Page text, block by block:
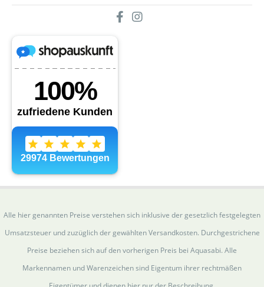
Alle hier genannten Preise verstehen sich inklusive der gesetzlich festgelegten
Umsatzsteuer und zuzüglich der gewählten Versandkosten. Durchgestrichene
Preise beziehen sich auf den vorherigen Preis bei Aquasabi. Alle
Markennamen und Warenzeichen sind Eigentum ihrer rechtmäßen